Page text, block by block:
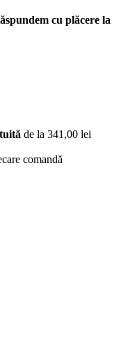
cu plăcere la
de la 341,00 lei
comandă